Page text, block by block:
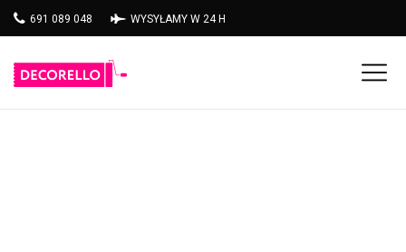
691 089 048 WYSYŁAMY W 24 H